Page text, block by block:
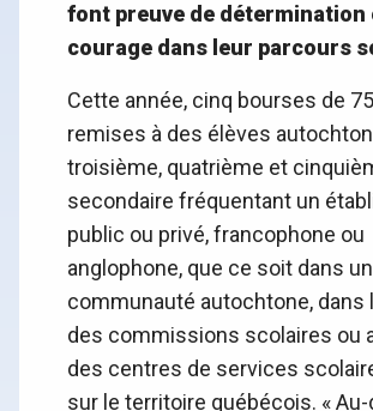
font preuve de détermination
courage dans leur parcours
Cette année, cinq bourses de
remises à des élèves
troisième, quatrième et
secondaire fréquentant un
public ou privé, francophone ou
anglophone, que ce soit dans
communauté autochtone, dans
des commissions scolaires ou
des centres de services
sur le territoire québécois. « Au-